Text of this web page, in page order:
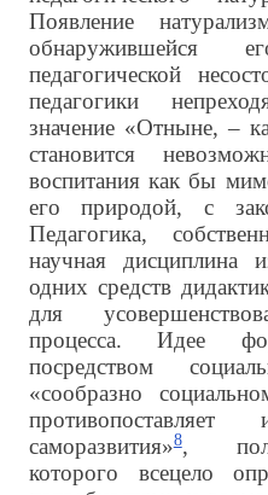
Появление
обнаружившейся
педагогической
педагогики
значение «Отныне, –
становится
воспитания как бы
его природой, с
Педагогика,
научная дисциплина
одних средств
для
процесса. Идее
посредством
«сообразно
противопоставляет
саморазвития»8,
которого всецело